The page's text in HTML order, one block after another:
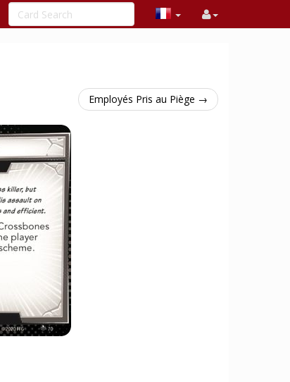
Employés Pris au Piège →